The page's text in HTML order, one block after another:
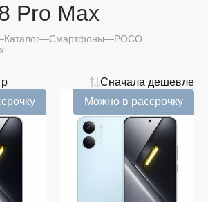
Pro Max
Каталог Смартфоны
POCO
Сначала дешевле
Можно в рассрочку